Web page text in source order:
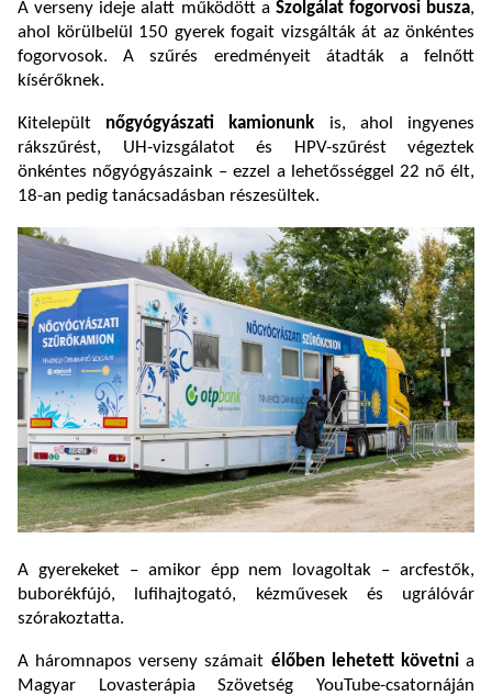
A verseny ideje alatt működött a Szolgálat fogorvosi busza,
ahol körülbelül 150 gyerek fogait vizsgálták át az önkéntes
fogorvosok. A szűrés eredményeit átadták a felnőtt
kísérőknek.
Kitelepült nőgyógyászati kamionunk is, ahol ingyenes
rákszűrést, UH-vizsgálatot és HPV-szűrést végeztek
önkéntes nőgyógyászaink – ezzel a lehetősséggel 22 nő élt,
18-an pedig tanácsadásban részesültek.
A gyerekeket – amikor épp nem lovagoltak – arcfestők,
buborékfújó, lufihajtogató, kézművesek és ugrálóvár
szórakoztatta.
A háromnapos verseny számait élőben lehetett követnia
Magyar Lovasterápia Szövetség YouTube-csatornáján